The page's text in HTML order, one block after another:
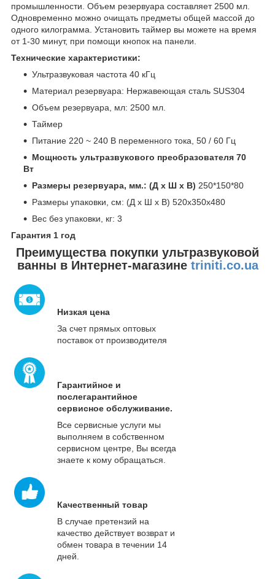
промышленности. Объем резервуара составляет 2500 мл.
Одновременно можно очищать предметы общей массой до
одного килограмма. Установить таймер вы можете на время
от 1-30 минут, при помощи кнопок на панели.
Технические характеристики:
Ультразвуковая частота 40 кГц
Материал резервуара: Нержавеющая сталь SUS304
Объем резервуара, мл: 2500 мл.
Таймер
Питание 220 ~ 240 В переменного тока, 50 / 60 Гц
Мощность ультразвукового преобразователя 70
Вт
Размеры резервуара, мм.: (Д x Ш x В) 250*150*80
Размеры упаковки, см: (Д x Ш x В) 520x350x480
Вес без упаковки, кг: 3
Гарантия 1 год
Преимущества покупки ультразвуковой
ванны в Интернет-магазине triniti.co.ua
Низкая цена
За счет прямых оптовых
поставок от производителя
Гарантийное и
послегарантийное
сервисное обслуживание.
Все сервисные услуги мы
выполняем в собственном
сервисном центре, Вы всегда
знаете к кому обращаться.
Качественный товар
В случае претензий на
качество действует возврат и
обмен товара в течении 14
дней.